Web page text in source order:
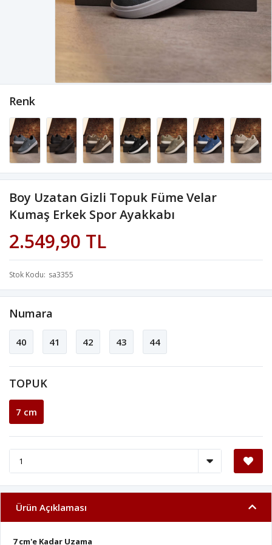
Boy Uzatan Gizli Topuk Füme Velar
Kumaş Erkek Spor Ayakkabı
2.549,90 TL
Stok Kodu sa3355
Renk
Numara
40 41 42 43 44
TOPUK
7 cm
Ürün Açıklaması
7 cm'e Kadar Uzama